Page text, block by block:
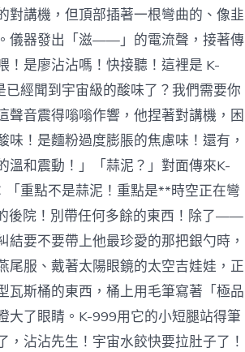
對講機，但頂部插著一根彎曲的、像韭
儀器發出「滋——」的電流聲，接著傳
！是廖沾沾嗎！快接聽！這裡是 K-
已經聞到宇宙級的酸味了？我們需要你
聲音震得嗡嗡作響，他捏著對講機，困
！是麵粉過度膨脹的焦慮味！還有，
溫和震動！」「蒜泥？」對面傳來K-
重點不是蒜泥！重點是**時空正在彎
後院！別帶任何多餘的東西！除了——
結要不要帶上他最珍愛的那把銀勺時，
尾服、戴著太陽眼鏡的太空吉娃娃，正
瓦斯桶的東西，桶上用毛筆寫著「極品
了眼睛。K-999用它的小短腿站得筆
沾沾先生！宇宙水餃快要拉肚子了！